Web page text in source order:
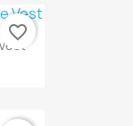
favorite_border